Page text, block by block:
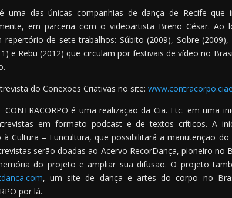
uma das únicas companhias de dança de Recife que
em parceria com o videoartista Breno César.
repertório de sete trabalhos: Súbito (2009), Sobre
e Rebu (2012) que circulam por festivais de vídeo no
do Conexões Criativas no site:
CONTRACORPO é uma realização da Cia. Etc. em uma
em formato podcast e de textos críticos. A
à Cultura – Funcultura, que possibilitará a manutenção
serão doadas ao Acervo RecorDança, pioneiro no
do projeto e ampliar sua difusão. O projeto
, um site de dança e artes do corpo no
por lá.